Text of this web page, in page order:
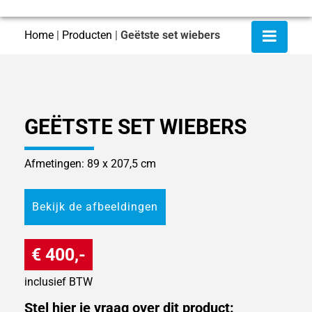
Home | Producten | Geëtste set wiebers
GEËTSTE SET WIEBERS
Afmetingen: 89 x 207,5 cm
Bekijk de afbeeldingen
€ 400,-
inclusief BTW
Stel hier je vraag over dit product: